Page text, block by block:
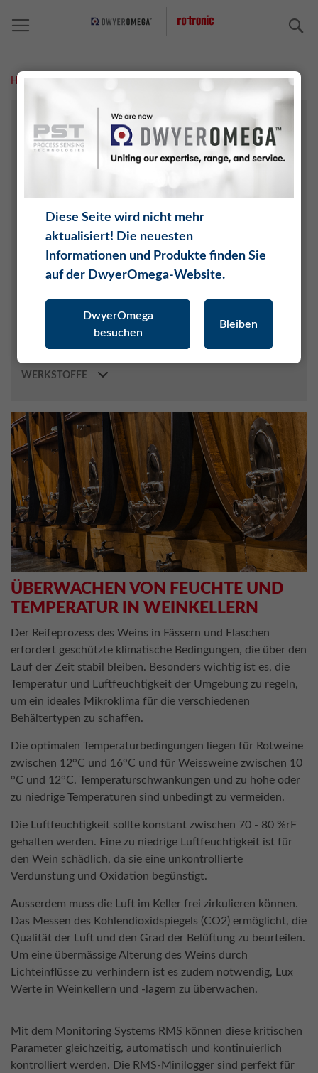
Home Überwachen von Weinkellern
ÜBERWACHEN VON FEUCHTE UND
TEMPERATUR IN WEINKELLERN
Der Reifeprozess des Weins in Fässern und Flaschen
erfordert geschützte klimatische Bedingungen, die über den
Lauf der Zeit stabil bleiben. Besonders wichtig ist es, die
Temperatur und Luftfeuchtigkeit der Umgebung zu regeln,
um ein ideales Mikroklima für die verschiedenen
Behältertypen zu schaffen.
Die optimalen Temperaturbedingungen liegen für Rotweine
zwischen 12°C und 16°C und für Weissweine zwischen 10
°C und 12°C. Temperaturschwankungen und zu hohe oder
zu niedrige Temperaturen sind unbedingt zu vermeiden.
Die Luftfeuchtigkeit sollte konstant zwischen 70 - 80 %rF
gehalten werden. Eine zu niedrige Luftfeuchtigkeit ist für
den Wein schädlich, da sie eine unkontrollierte
Verdunstung und Oxidation begünstigt.
Ausserdem muss die Luft im Keller frei zirkulieren können.
Das Messen des Kohlendioxidspiegels (CO2) ermöglicht, die
Qualität der Luft und den Grad der Belüftung zu beurteilen.
Um eine übermässige Alterung des Weins durch
Lichteinflüsse zu verhindern ist es zudem notwendig, Lux
Werte in Weinkellern und -lagern zu überwachen.
Mit dem Monitoring Systems RMS können diese kritischen
Parameter gleichzeitig, automatisch und kontinuierlich
kontrolliert werden. Die RMS-Minilogger sind perfekt für
ARCHIVE/AUSSTELLUNGEN
KLIMATECHNIK / HLK
METEOROLOGIE
WERKSTOFFE
Diese Seite wird nicht mehr
aktualisiert! Die neuesten
Informationen und Produkte finden Sie
auf der DwyerOmega-Website.
DwyerOmega
besuchen
Bleiben